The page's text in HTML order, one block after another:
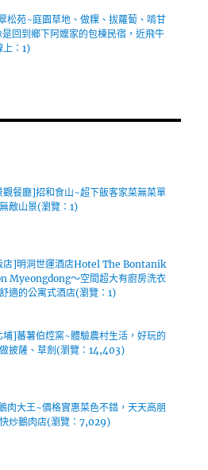
松苑~庭園草地、做粿、拔蘿蔔、啃甘
回到鄉下阿嬤家的包棟民宿，近飛牛
上：1)
觀餐廳]招和食山~超下飯客家菜無菜單
敵山景(瀏覽：1)
店]明洞世運酒店Hotel The Bontanik
Myeongdong～空間超大有廚房洗衣
適的公寓式酒店(瀏覽：1)
埔]蕃薯伯焢窯~體驗農村生活，好玩的
披薩、草劍(瀏覽：14,403)
肉大王~價格實惠菜色不錯，天天高朋
炒鵝肉店(瀏覽：7,029)